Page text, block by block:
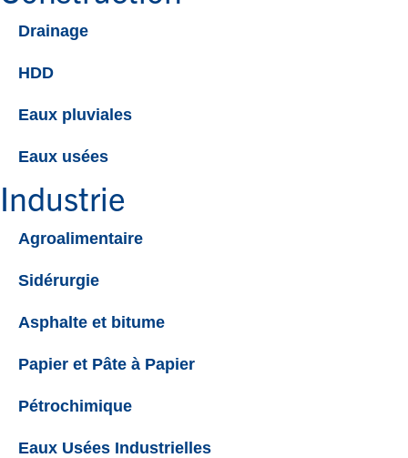
Drainage
HDD
Eaux pluviales
Eaux usées
Industrie
Agroalimentaire
Sidérurgie
Asphalte et bitume
Papier et Pâte à Papier
Pétrochimique
Eaux Usées Industrielles